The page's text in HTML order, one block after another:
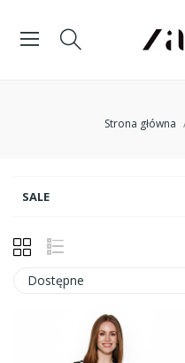
Strona główna
SALE
Dostępne